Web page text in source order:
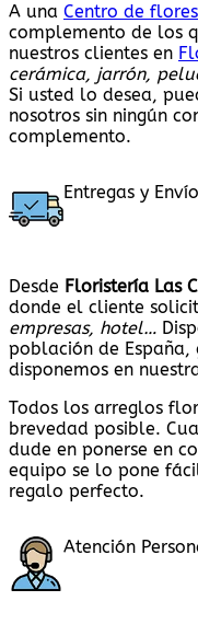
A una Centro de flores
complemento de los
nuestros clientes en
cerámica, jarrón,
Si usted lo desea,
nosotros sin ningún
complemento.
Entregas y
Desde Floristería Las
donde el cliente
empresas, hotel…
población de
disponemos en
Todos los arreglos
brevedad posible.
dude en ponerse en
equipo se lo pone
regalo perfecto.
Atención